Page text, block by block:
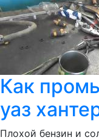
Как
уаз
Плохой бензин и